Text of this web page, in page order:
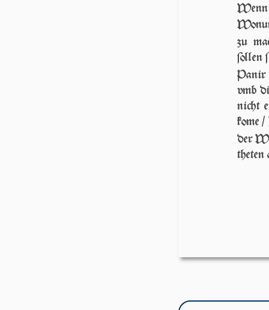
zu
ſollen
Panir
vmb
nicht
kome
der